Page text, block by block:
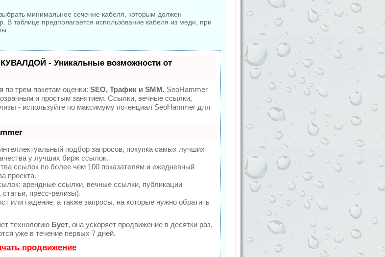
минимальное сечение кабеля, которым должен
В таблице предполагается использование кабеля из меди, при
- Уникальные возможности от
по трем пакетам оценки: SEO, Трафик и SMM. SeoHammer
и простым занятием. Ссылки, вечные ссылки,
- используйте по максимуму потенциал SeoHammer для
подбор запросов, покупка самых лучших
у лучших бирж ссылок.
ссылок по более чем 100 показателям и ежедневный
проекта.
арендные ссылки, вечные ссылки, публикации
пресс-релизы).
или падение, а также запросы, на которые нужно обратить
технологию Буст, она ускоряет продвижение в десятки раз,
уже в течение первых 7 дней.
продвижение